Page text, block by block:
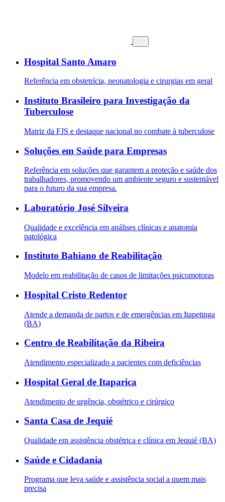
Hospital Santo Amaro
Referência em obstetrícia, neonatologia e cirurgias em geral
Instituto Brasileiro para Investigação da
Tuberculose
Matriz da FJS e destaque nacional no combate à tuberculose
Soluções em Saúde para Empresas
Referência em soluções que garantem a proteção e saúde dos
trabalhadores, promovendo um ambiente seguro e sustentável
para o futuro da sua empresa.
Laboratório José Silveira
Qualidade e excelência em análises clínicas e anatomia
patológica
Instituto Bahiano de Reabilitação
Modelo em reabilitação de casos de limitações psicomotoras
Hospital Cristo Redentor
Atende a demanda de partos e de emergências em Itapetinga
(BA)
Centro de Reabilitação da Ribeira
Atendimento especializado a pacientes com deficiências
Hospital Geral de Itaparica
Atendimento de urgência, obstétrico e cirúrgico
Santa Casa de Jequié
Qualidade em assistência obstétrica e clínica em Jequié (BA)
Saúde e Cidadania
Programa que leva saúde e assistência social a quem mais
precisa